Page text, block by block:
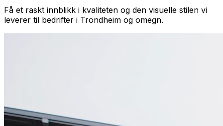
Få et raskt innblikk i kvaliteten og den visuelle stilen vi
leverer til bedrifter i Trondheim og omegn.